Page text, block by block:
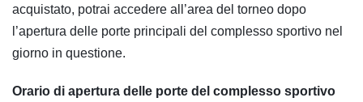
acquistato, potrai accedere all’area del torneo dopo
l’apertura delle porte principali del complesso sportivo nel
giorno in questione.
Orario di apertura delle porte del complesso sportivo